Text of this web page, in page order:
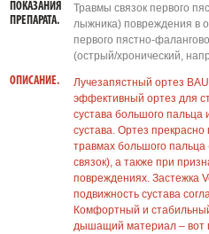
ПОКАЗАНИЯ
ПРЕПАРАТА.
Травмы связок первого
лыжника) повреждения в
первого пястно-
(острый/хронический,
ОПИСАНИЕ.
Лучезапястный ортез
эффективный ортез для
сустава большого пальца
сустава. Ортез
травмах большого
связок), а также при
повреждениях. Застежка
подвижность сустава
Комфортный и
дышащий материал – вот